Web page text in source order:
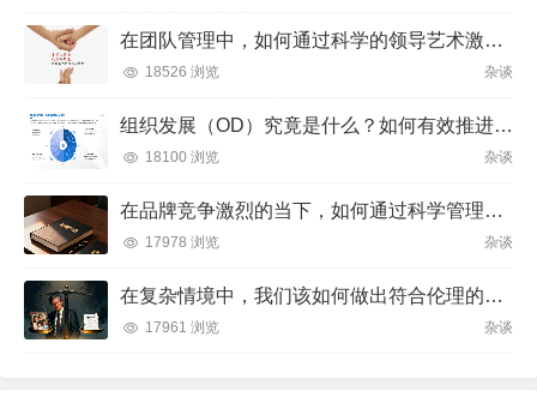
在团队管理中，如何通过科学的领导艺术激发成员潜力并实现目标？
18526 浏览 杂谈
组织发展（OD）究竟是什么？如何有效推进并解决企业管理难题？
18100 浏览 杂谈
在品牌竞争激烈的当下，如何通过科学管理让品牌成为消费者心中不可替代的存在？
17978 浏览 杂谈
在复杂情境中，我们该如何做出符合伦理的决策？
17961 浏览 杂谈